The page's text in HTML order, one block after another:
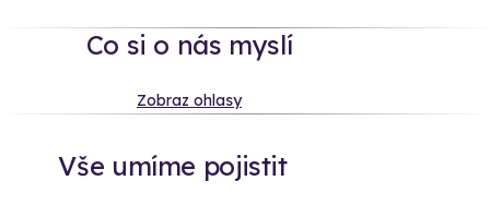
Co si o nás myslí
Zobraz ohlasy
Vše umíme pojistit